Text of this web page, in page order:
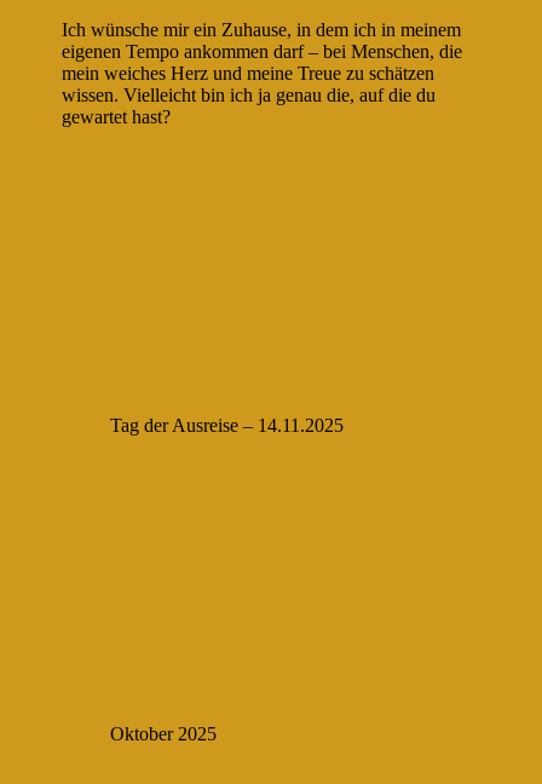
Ich wünsche mir ein Zuhause, in dem ich in meinem
eigenen Tempo ankommen darf – bei Menschen, die
mein weiches Herz und meine Treue zu schätzen
wissen. Vielleicht bin ich ja genau die, auf die du
gewartet hast?
Tag der Ausreise – 14.11.2025
Oktober 2025